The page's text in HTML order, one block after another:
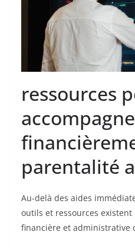
ressources
parentalité
Au-delà des aides
outils et ressources
financière et administrative